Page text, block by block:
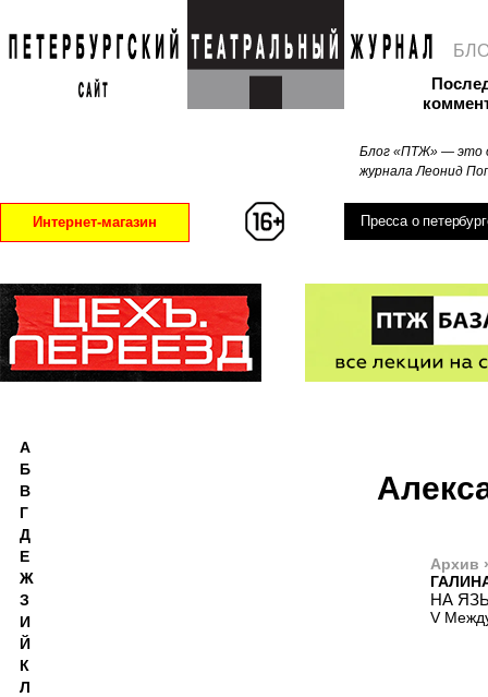
Блог «ПТЖ» — это
журнала Леонид
Интернет-магазин Пресса о
Архив
НА
V
А
Б
В
Г
Д
Е
Ж
З
И
Й
К
Л